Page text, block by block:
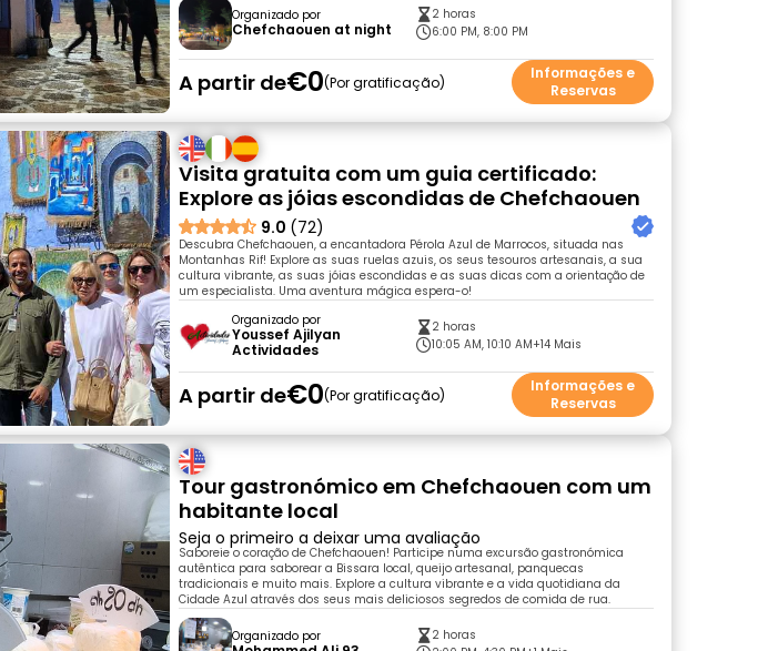
Organizado por
Chefchaouen at night
2 horas
6:00 PM, 8:00 PM
A partir de€0 Por gratificação
Informações e
Reservas
Visita gratuita com um guia certificado:
Explore as jóias escondidas de Chefchaouen
9.0 (72)
Descubra Chefchaouen, a encantadora Pérola Azul de Marrocos, situada nas
Montanhas Rif! Explore as suas ruelas azuis, os seus tesouros artesanais, a sua
cultura vibrante, as suas jóias escondidas e as suas dicas com a orientação de
um especialista. Uma aventura mágica espera-o!
Organizado por
Youssef Ajilyan
Actividades
2 horas
10:05 AM, 10:10 AM+14 Mais
A partir de€0 Por gratificação
Informações e
Reservas
Tour gastronómico em Chefchaouen com um
habitante local
Seja o primeiro a deixar uma avaliação
Saboreie o coração de Chefchaouen! Participe numa excursão gastronómica
autêntica para saborear a Bissara local, queijo artesanal, panquecas
tradicionais e muito mais. Explore a cultura vibrante e a vida quotidiana da
Cidade Azul através dos seus mais deliciosos segredos de comida de rua.
Organizado por
2 horas